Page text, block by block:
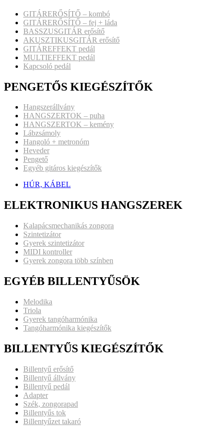
GITÁRERŐSÍTŐ – kombó
GITÁRERŐSÍTŐ – fej + láda
BASSZUSGITÁR erősítő
AKUSZTIKUSGITÁR erősítő
GITÁREFFEKT pedál
MULTIEFFEKT pedál
Kapcsoló pedál
PENGETŐS KIEGÉSZÍTŐK
Hangszerállvány
HANGSZERTOK – puha
HANGSZERTOK – kemény
Lábzsámoly
Hangoló + metronóm
Heveder
Pengető
Egyéb gitáros kiegészítők
HÚR, KÁBEL
ELEKTRONIKUS HANGSZEREK
Kalapácsmechanikás zongora
Szintetizátor
Gyerek szintetizátor
MIDI kontroller
Gyerek zongora több színben
EGYÉB BILLENTYŰSÖK
Melodika
Triola
Gyerek tangóharmónika
Tangóharmónika kiegészítők
BILLENTYŰS KIEGÉSZÍTŐK
Billentyű erősítő
Billentyű állvány
Billentyű pedál
Adapter
Szék, zongorapad
Billentyűs tok
Billentyűzet takaró